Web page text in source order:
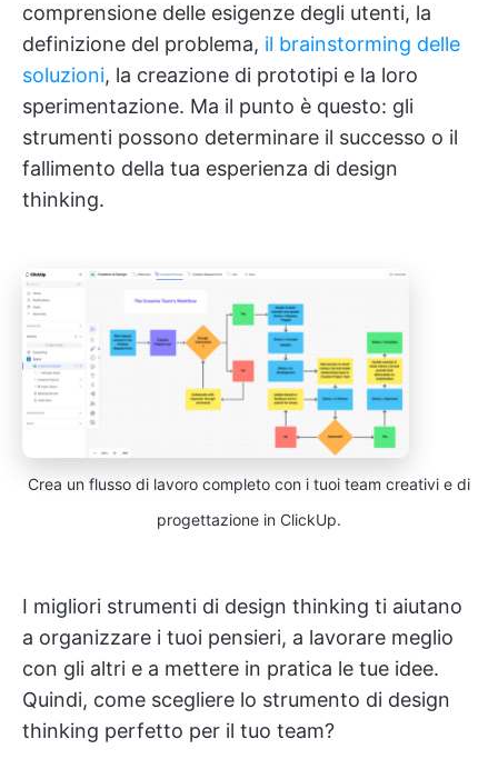
comprensione delle esigenze degli utenti, la
definizione del problema, il brainstorming delle
soluzioni, la creazione di prototipi e la loro
sperimentazione. Ma il punto è questo: gli
strumenti possono determinare il successo o il
fallimento della tua esperienza di design
thinking.
Crea un flusso di lavoro completo con i tuoi team creativi e di
progettazione in ClickUp.
I migliori strumenti di design thinking ti aiutano
a organizzare i tuoi pensieri, a lavorare meglio
con gli altri e a mettere in pratica le tue idee.
Quindi, come scegliere lo strumento di design
thinking perfetto per il tuo team?